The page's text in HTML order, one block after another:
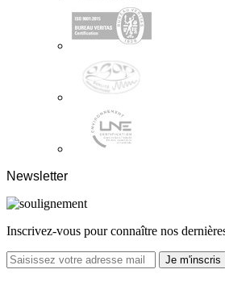
Newsletter
Inscrivez-vous pour connaître nos
Je m'inscris